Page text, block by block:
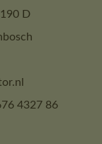
D
4327 86